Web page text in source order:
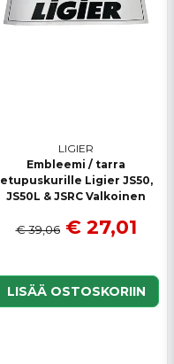
LIGIER
Embleemi / tarra
etupuskurille Ligier JS50,
JS50L & JSRC Valkoinen
€ 39,06 € 27,01
LISÄÄ OSTOSKORIIN